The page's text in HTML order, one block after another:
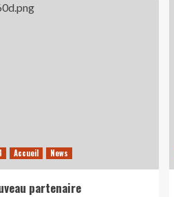
Accueil News
partenaire